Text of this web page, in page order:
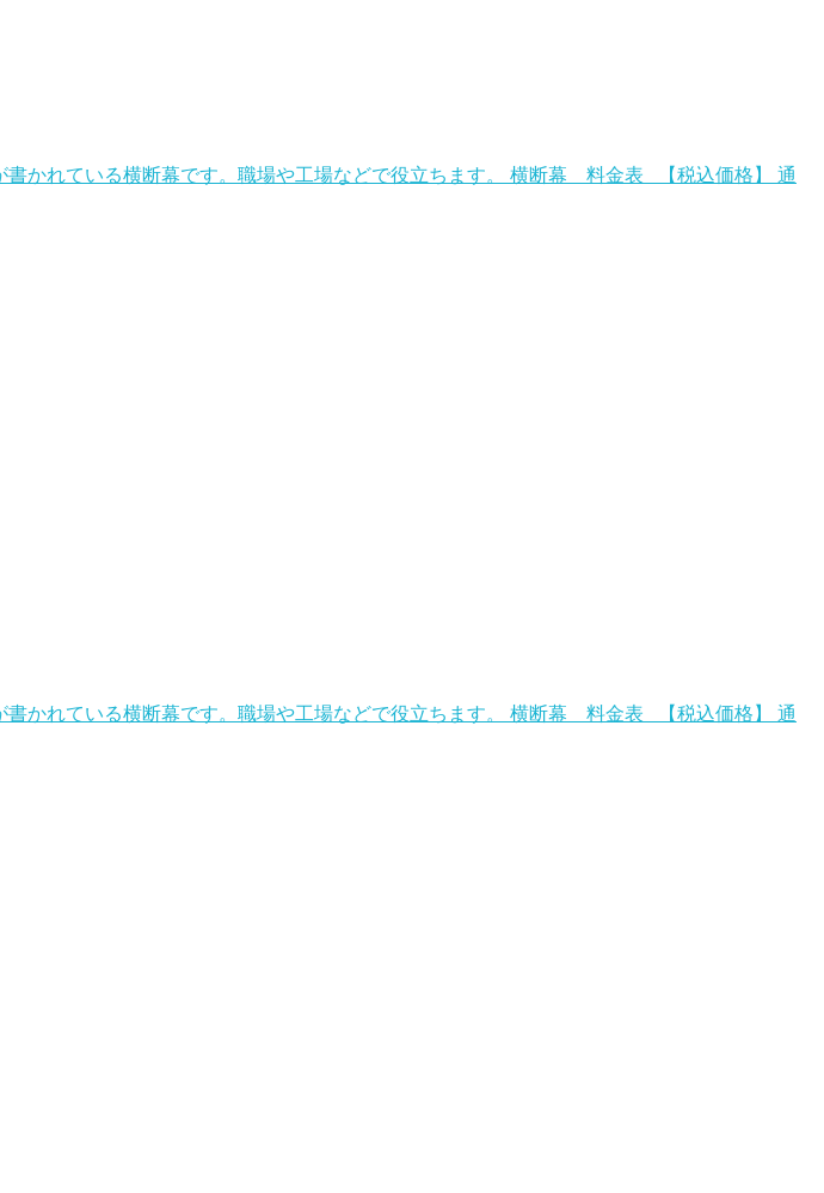
かれている横断幕です。職場や工場などで役立ちます。 横断幕 料金表 【税込価格】 通
かれている横断幕です。職場や工場などで役立ちます。 横断幕 料金表 【税込価格】 通